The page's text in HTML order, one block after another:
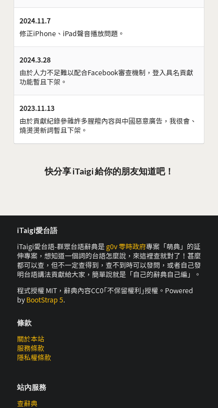
2024.11.7
修正iPhone、iPad聲音播放問題。
2024.3.28
由於人力不足難以配合Facebook審查機制，登入具名貢獻
功能暫且下架。
2023.11.13
由於貢獻紀錄參雜許多腥羶內容與中國惡意廣告，我很會、
燒燙燙新詞暫且下架。
快分享 iTaigi 給你的朋友知道吧！
iTaigi愛台語
iTaigi愛台語-群眾台語辭典是 g0v 零時政府專案「萌典」的延
伸專案，想知道一個詞的台語怎麼說，來這裡查就對了！甚麼
都可以查，但不一定查得到，查不到時可以發問，或者自己發
明台語講法貢獻給大家，簡單說就是「自己的辭典自己編」。
程式授權 MIT，辭典內容CC0｢不保留權利｣授權。Powered
by BootStrap 5.
條款
關於本站
服務條款
隱私權條款
站內服務
查辭典